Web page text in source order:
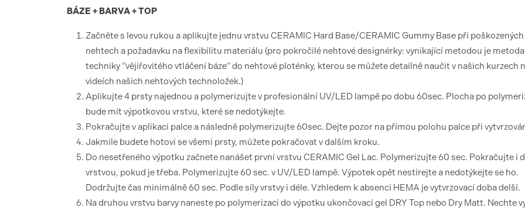
BÁZE + BARVA + TOP
Začněte s levou rukou a aplikujte jednu vrstvu CERAMIC Hard Base/CERAMIC Gummy Base při poškozených
nehtech a požadavku na flexibilitu materiálu (pro pokročilé nehtové designérky: vynikající metodou je metoda
techniky “vějířovitého vtláčení báze“ do nehtové ploténky, kterou se můžete detailně naučit v našich kurzech
videích našich nehtových technoložek.)
Aplikujte 4 prsty najednou a polymerizujte v profesionální UV/LED lampě po dobu 60sec. Plocha po
bude mít výpotkovou vrstvu, které se nedotýkejte.
Pokračujte v aplikaci palce a následně polymerizujte 60sec. Dejte pozor na přímou polohu palce při
Jakmile budete hotovi se všemi prsty, můžete pokračovat v dalším kroku.
Do nesetřeného výpotku začnete nanášet první vrstvu CERAMIC Gel Lac. Polymerizujte 60 sec. Pokračujte i
vrstvou, pokud je třeba. Polymerizujte 60 sec. v UV/LED lampě. Výpotek opět nestírejte a nedotýkejte se ho.
Dodržujte čas minimálně 60 sec. Podle síly vrstvy i déle. Vzhledem k absenci HEMA je vytvrzovací doba delší.
Na druhou vrstvu barvy naneste po polymerizaci do výpotku ukončovací gel DRY Top nebo Dry Matt. Nechte